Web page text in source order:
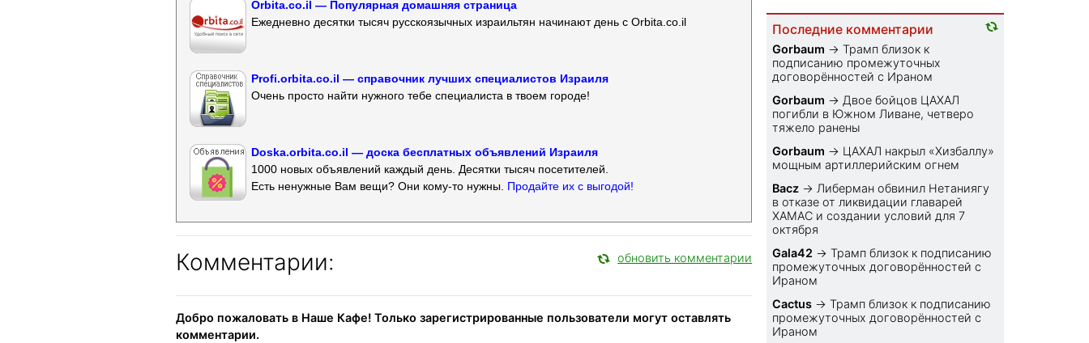
Orbita.co.il — Популярная домашняя страница
Ежедневно десятки тысяч русскоязычных израильтян начинают день с Orbita.co.il
Profi.orbita.co.il — справочник лучших специалистов Израиля
Очень просто найти нужного тебе специалиста в твоем городе!
Doska.orbita.co.il — доска бесплатных объявлений Израиля
1000 новых объявлений каждый день. Десятки тысяч посетителей.
Есть ненужные Вам вещи? Они кому-то нужны. Продайте их с выгодой!
Комментарии: обновить комментарии
Добро пожаловать в Наше Кафе! Только зарегистрированные пользователи могут оставлять
комментарии.
Последние комментарии
Gorbaum →Трамп близок к
подписанию промежуточных
договорённостей с Ираном
Gorbaum → Двое бойцов ЦАХАЛ
погибли в Южном Ливане, четверо
тяжело ранены
Gorbaum → ЦАХАЛ накрыл «Хизбаллу»
мощным артиллерийским огнем
Bacz → Либерман обвинил Нетаниягу
в отказе от ликвидации главарей
ХАМАС и создании условий для 7
октября
Gala42 →Трамп близок к подписанию
промежуточных договорённостей с
Ираном
Cactus →Трамп близок к подписанию
промежуточных договорённостей с
Ираном